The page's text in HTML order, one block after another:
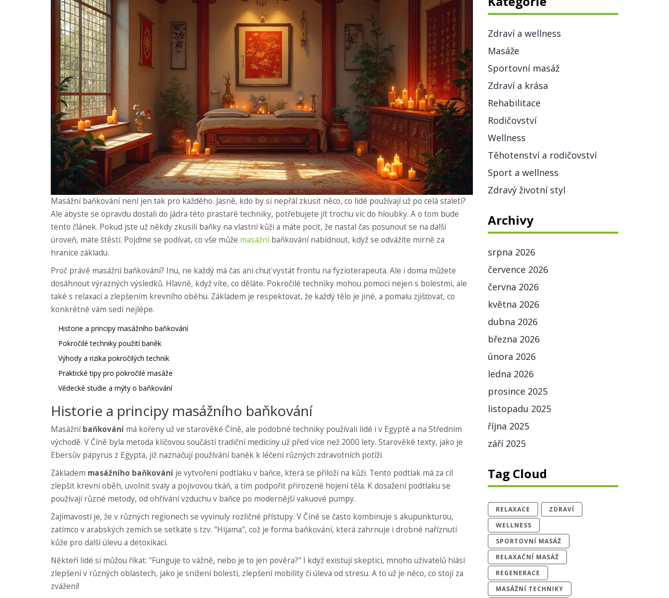
Masážní baňkování není jen tak pro každého. Jasně, kdo by si nepřál zkusit něco, co lidé používají už po celá staletí?
Ale abyste se opravdu dostali do jádra této prastaré techniky, potřebujete jít trochu víc do hloubky. A o tom bude
tento článek. Pokud jste už někdy zkusili baňky na vlastní kůži a máte pocit, že nastal čas posunout se na další
úroveň, máte štěstí. Pojďme se podívat, co vše může masážníbaňkování nabídnout, když se odvážíte mírně za
hranice základu.
Proč právě masážní baňkování? Inu, ne každý má čas ani chuť vystát frontu na fyzioterapeuta. Ale i doma můžete
dosáhnout výrazných výsledků. Hlavně, když víte, co děláte. Pokročilé techniky mohou pomoci nejen s bolestmi, ale
také s relaxací a zlepšením krevního oběhu. Základem je respektovat, že každý tělo je jiné, a pomalu zjišťovat, co
konkrétně vám sedí nejlépe.
Historie a principy masážního baňkování
Pokročilé techniky použití baněk
Výhody a rizika pokročilých technik
Praktické tipy pro pokročilé masáže
Vědecké studie a mýty o baňkování
Historie a principy masážního baňkování
Masážníbaňkování má kořeny už ve starověké Číně, ale podobné techniky používali lidé i v Egyptě a na Středním
východě. V Číně byla metoda klíčovou součástí tradiční medicíny už před více než 2000 lety. Starověké texty, jako je
Ebersův papyrus z Egypta, již naznačují používání baněk k léčení různých zdravotních potíží.
Základem masážního baňkování je vytvoření podtlaku v baňce, která se přiloží na kůži. Tento podtlak má za cíl
zlepšit krevní oběh, uvolnit svaly a pojivovou tkáň, a tím podpořit přirozené hojení těla. K dosažení podtlaku se
používají různé metody, od ohřívání vzduchu v baňce po modernější vakuové pumpy.
Zajímavostí je, že v různých regionech se vyvinuly rozličné přístupy. V Číně se často kombinuje s akupunkturou,
zatímco v arabských zemích se setkáte s tzv. "Hijama", což je forma baňkování, která zahrnuje i drobné naříznutí
kůže pro další úlevu a detoxikaci.
Někteří lidé si můžou říkat: "Funguje to vážně, nebo je to jen pověra?" I když existují skeptici, mnoho uživatelů hlásí
zlepšení v různých oblastech, jako je snížení bolesti, zlepšení mobility či úleva od stresu. A to už je něco, co stojí za
zvážení!
Zdraví a wellness
Masáže
Sportovní masáž
Zdraví a krása
Rehabilitace
Rodičovství
Wellness
Těhotenství a rodičovství
Sport a wellness
Zdravý životní styl
Archivy
srpna 2026
července 2026
června 2026
května 2026
dubna 2026
března 2026
února 2026
ledna 2026
prosince 2025
listopadu 2025
října 2025
září 2025
Tag Cloud
RELAXACE
ZDRAVÍ
WELLNESS
SPORTOVNÍ MASÁŽ
RELAXAČNÍ MASÁŽ
REGENERACE
MASÁŽNÍ TECHNIKY